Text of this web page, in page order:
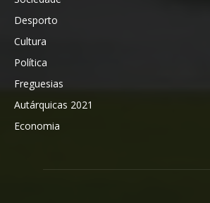
Desporto
Cultura
Política
Freguesias
Autárquicas 2021
Economia